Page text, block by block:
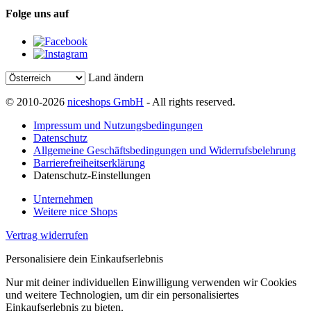
Folge uns auf
Land ändern
© 2010-2026 niceshops GmbH - All rights reserved.
Impressum und Nutzungsbedingungen
Datenschutz
Allgemeine Geschäftsbedingungen und Widerrufsbelehrung
Barrierefreiheitserklärung
Datenschutz-Einstellungen
Unternehmen
Weitere nice Shops
Vertrag widerrufen
Personalisiere dein Einkaufserlebnis
Nur mit deiner individuellen Einwilligung verwenden wir Cookies
und weitere Technologien, um dir ein personalisiertes
Einkaufserlebnis zu bieten.